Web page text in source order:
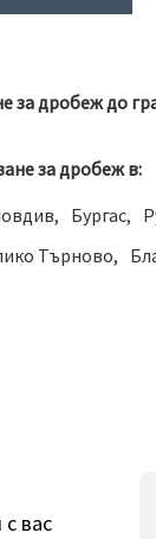
за дробеж до
за дробеж в:
Бургас
Търново
вас